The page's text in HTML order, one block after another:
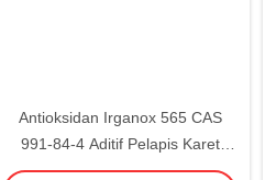
Antioksidan Irganox 565 CAS
991-84-4 Aditif Pelapis Karet
Elastomer Pemasok